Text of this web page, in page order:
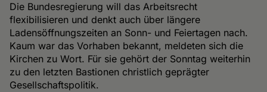
Die Bundesregierung will das Arbeitsrecht
flexibilisieren und denkt auch über längere
Ladensöffnungszeiten an Sonn- und Feiertagen nach.
Kaum war das Vorhaben bekannt, meldeten sich die
Kirchen zu Wort. Für sie gehört der Sonntag weiterhin
zu den letzten Bastionen christlich geprägter
Gesellschaftspolitik.